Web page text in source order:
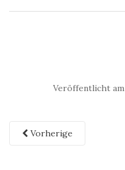
Veröffentlicht am
Vorherige